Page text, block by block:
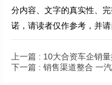
分内容、文字的真实性、
诺，请读者仅作参考，并请
上一篇 : 10大合资车企销
下一篇 : 销售渠道整合 一